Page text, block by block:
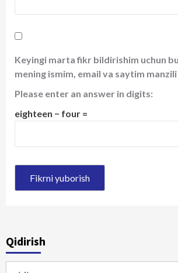
Keyingi marta fikr bildirishim uchun
mening ismim, email va saytim
Please enter an answer in digits:
eighteen − four =
Qidirish